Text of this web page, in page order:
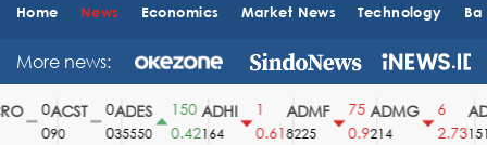
Home News Economics Market News Technology
More news:
ACST
90
ADES
35550
150
0.42
ADHI
164
0.61
ADMF
8225
75
0.9
ADMG
214
2.731510